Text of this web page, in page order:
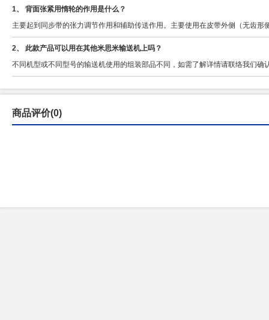
1、 背面张紧用惰轮的作用是什么？
主要起到同步带的张力调节作用和辅助传送作用。主要使用在皮带外侧（无齿形
2、 此款产品可以用在其他米思米输送机上吗？
不同机型或不同型号的输送机使用的组装部品不同，如需了解详情请联络我们确
商品评价(0)